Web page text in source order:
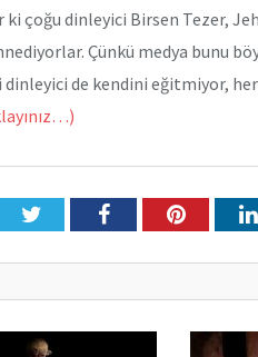
çoğu dinleyici Birsen Tezer,
Çünkü medya bunu
de kendini eğitmiyor,
TwitterFacebookPinterest